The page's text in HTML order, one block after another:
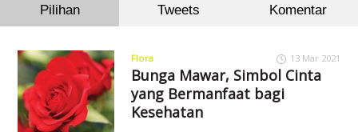
Pilihan Tweets Komentar
Flora 13 Mar 2021
Bunga Mawar, Simbol Cinta
yang Bermanfaat bagi
Kesehatan